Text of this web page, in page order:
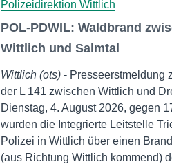
Polizeidirektion Wittlich
POL-PDWIL: Waldbrand
Wittlich und Salmtal
Wittlich (ots) - Presseerstmeldung
der L 141 zwischen Wittlich und
Dienstag, 4. August 2026, gegen
wurden die Integrierte Leitstelle
Polizei in Wittlich über einen
(aus Richtung Wittlich kommend)